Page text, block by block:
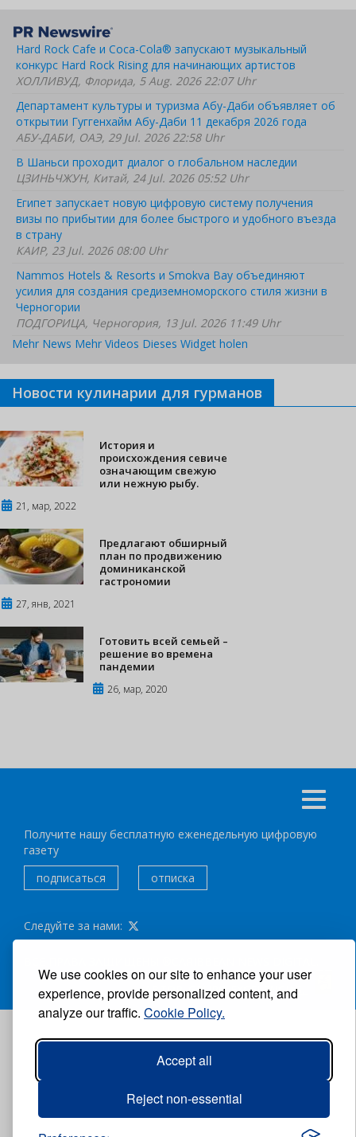
We use cookies on our site to enhance your user
experience, provide personalized content, and
analyze our traffic. Cookie Policy.
Accept all
Reject non-essential
Hard Rock Cafe и Coca-Cola® запускают музыкальный
конкурс Hard Rock Rising для начинающих артистов
ХОЛЛИВУД, Флорида, 5 Aug. 2026 22:07 Uhr
Департамент культуры и туризма Абу-Даби объявляет об
открытии Гуггенхайм Абу-Даби 11 декабря 2026 года
АБУ-ДАБИ, ОАЭ, 29 Jul. 2026 22:58 Uhr
В Шаньси проходит диалог о глобальном наследии
ЦЗИНЬЧЖУН, Китай, 24 Jul. 2026 05:52 Uhr
Египет запускает новую цифровую систему получения
визы по прибытии для более быстрого и удобного въезда
в страну
КАИР, 23 Jul. 2026 08:00 Uhr
Nammos Hotels & Resorts и Smokva Bay объединяют
усилия для создания средиземноморского стиля жизни в
Черногории
ПОДГОРИЦА, Черногория, 13 Jul. 2026 11:49 Uhr
Mehr News Mehr Videos Dieses Widget holen
Новости кулинарии для гурманов
История и
происхождения севиче
означающим свежую
или нежную рыбу.
21, мар, 2022
Предлагают обширный
план по продвижению
доминиканской
гастрономии
27, янв, 2021
Готовить всей семьей –
решение во времена
пандемии
26, мар, 2020
Получите нашу бесплатную еженедельную цифровую
газету
подписаться
отписка
Следуйте за нами:
АВТОР:GRUPO EXCELENCIAS.